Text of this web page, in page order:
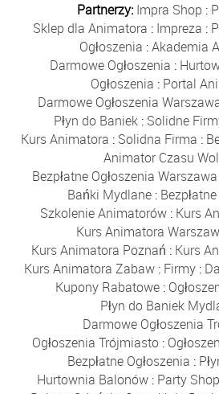
Partnerzy: Impra Shop :
Sklep dla Animatora : Impreza :
Ogłoszenia :Akademia
Darmowe Ogłoszenia :
Ogłoszenia : Portal
Darmowe Ogłoszenia
Płyn do Baniek: Solidne
Kurs Animatora : Solidna Firma :
Animator Czasu
Bezpłatne Ogłoszenia Warszawa
Bańki Mydlane:
Szkolenie Animatorów: Kurs
Kurs Animatora
Kurs Animatora Poznań : Kurs
Kurs Animatora Zabaw : Firmy :
Kupony Rabatowe :
Płyn do Baniek
Darmowe Ogłoszenia
Ogłoszenia Trójmiasto :
Bezpłatne Ogłoszenia :
Hurtownia Balonów : Party Shop